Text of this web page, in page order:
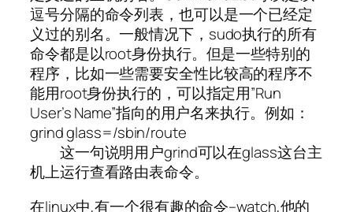
逗号分隔的命令列表，也可以是一个已经定
义过的别名。一般情况下，sudo执行的所有
命令都是以root身份执行。但是一些特别的
程序，比如一些需要安全性比较高的程序不
能用root身份执行的，可以指定用”Run
User’s Name”指向的用户名来执行。例如：
grind glass=/sbin/route
这一句说明用户grind可以在glass这台主
机上运行查看路由表命令。
在linux中,有一个很有趣的命令–watch,他的